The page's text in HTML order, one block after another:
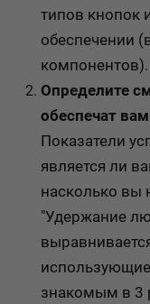
типов кнопок
обеспечении
компонентов).
Определите
обеспечат
Показатели
является ли
насколько вы
"Удержание
знакомым в 3